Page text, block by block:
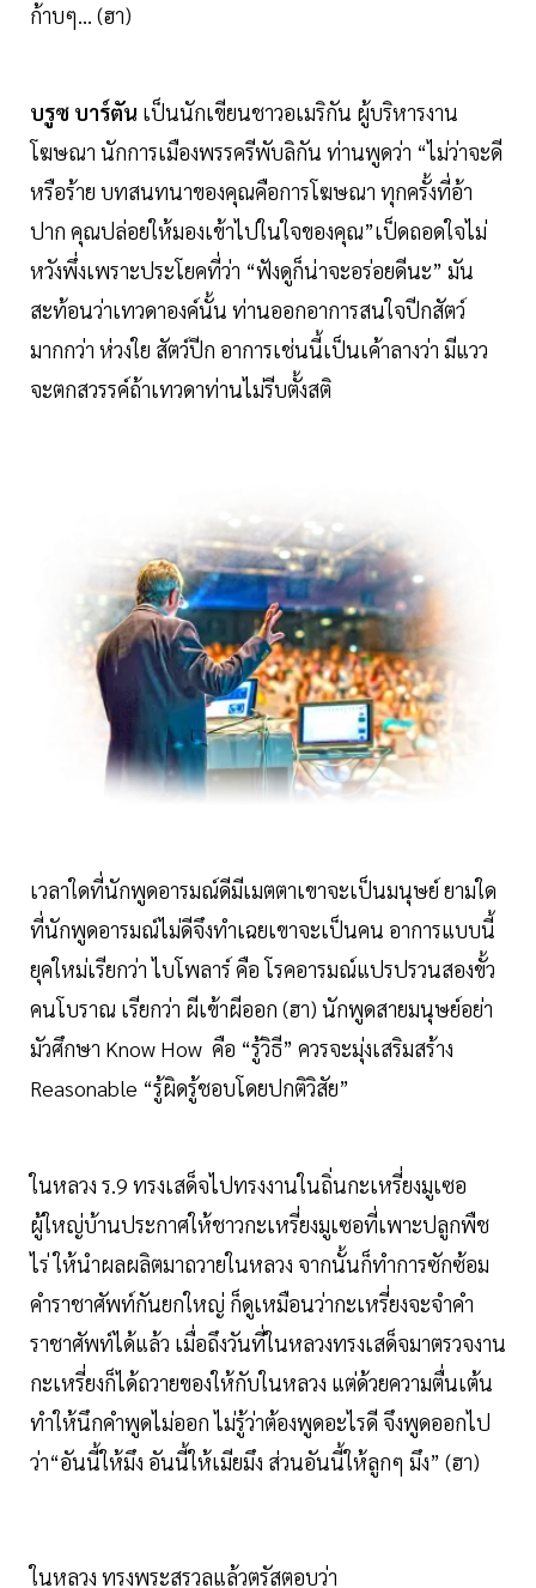
ก้าบๆ… (ฮา)
บรูซ บาร์ตัน เป็นนักเขียนชาวอเมริกัน ผู้บริหารงาน
โฆษณา นักการเมืองพรรครีพับลิกัน ท่านพูดว่า “ไม่ว่าจะดี
หรือร้าย บทสนทนาของคุณคือการโฆษณา ทุกครั้งที่อ้า
ปาก คุณปล่อยให้มองเข้าไปในใจของคุณ”เป็ดถอดใจไม่
หวังพึ่งเพราะประโยคที่ว่า “ฟังดูก็น่าจะอร่อยดีนะ” มัน
สะท้อนว่าเทวดาองค์นั้น ท่านออกอาการสนใจปีกสัตว์
มากกว่า ห่วงใย สัตว์ปีก อาการเช่นนี้เป็นเค้าลางว่า มีแวว
จะตกสวรรค์ถ้าเทวดาท่านไม่รีบตั้งสติ
เวลาใดที่นักพูดอารมณ์ดีมีเมตตาเขาจะเป็นมนุษย์ ยามใด
ที่นักพูดอารมณ์ไม่ดีจึงทำเฉยเขาจะเป็นคน อาการแบบนี้
ยุคใหม่เรียกว่า ไบโพลาร์ คือ โรคอารมณ์แปรปรวนสองขั้ว
คนโบราณ เรียกว่า ผีเข้าผีออก (ฮา) นักพูดสายมนุษย์อย่า
มัวศึกษา Know How คือ “รู้วิธี” ควรจะมุ่งเสริมสร้าง
Reasonable “รู้ผิดรู้ชอบโดยปกติวิสัย”
ในหลวง ร.9 ทรงเสด็จไปทรงงานในถิ่นกะเหรี่ยงมูเซอ
ผู้ใหญ่บ้านประกาศให้ชาวกะเหรี่ยงมูเซอที่เพาะปลูกพืช
ไร่ ให้นำผลผลิตมาถวายในหลวง จากนั้นก็ทำการซักซ้อม
คำราชาศัพท์กันยกใหญ่ ก็ดูเหมือนว่ากะเหรี่ยงจะจำคำ
ราชาศัพท์ได้แล้ว เมื่อถึงวันที่ในหลวงทรงเสด็จมาตรวจงาน
กะเหรี่ยงก็ได้ถวายของให้กับในหลวง แต่ด้วยความตื่นเต้น
ทำให้นึกคำพูดไม่ออก ไม่รู้ว่าต้องพูดอะไรดี จึงพูดออกไป
ว่า“อันนี้ให้มึง อันนี้ให้เมียมึง ส่วนอันนี้ให้ลูกๆ มึง” (ฮา)
ในหลวง ทรงพระสรวลแล้วตรัสตอบว่า